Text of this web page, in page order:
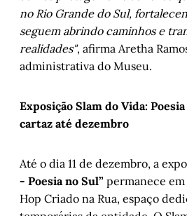
no Rio Grande do Sul,
seguem abrindo caminhos e
realidades", afirma Aretha
administrativa do Museu.
Exposição Slam do Vida:
cartaz até dezembro
Até o dia 11 de dezembro, a
- Poesia no Sul” permanece
Hop Criado na Rua, espaço